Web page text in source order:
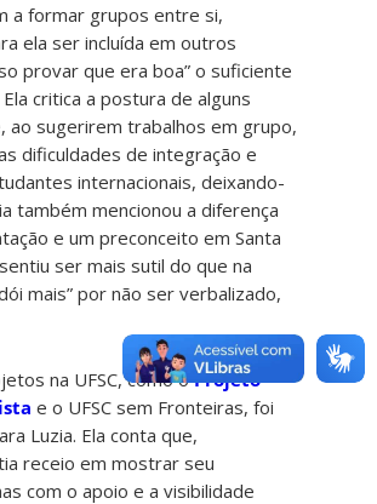
a formar grupos entre si,
ela ser incluída em outros
provar que era boa” o suficiente
critica a postura de alguns
ao sugerirem trabalhos em grupo,
dificuldades de integração e
internacionais, deixando-
também mencionou a diferença
e um preconceito em Santa
ser mais sutil do que na
mais” por não ser verbalizado,
na UFSC, como oProjeto
e o UFSC sem Fronteiras, foi
Luzia. Ela conta que,
receio em mostrar seu
com o apoio e a visibilidade